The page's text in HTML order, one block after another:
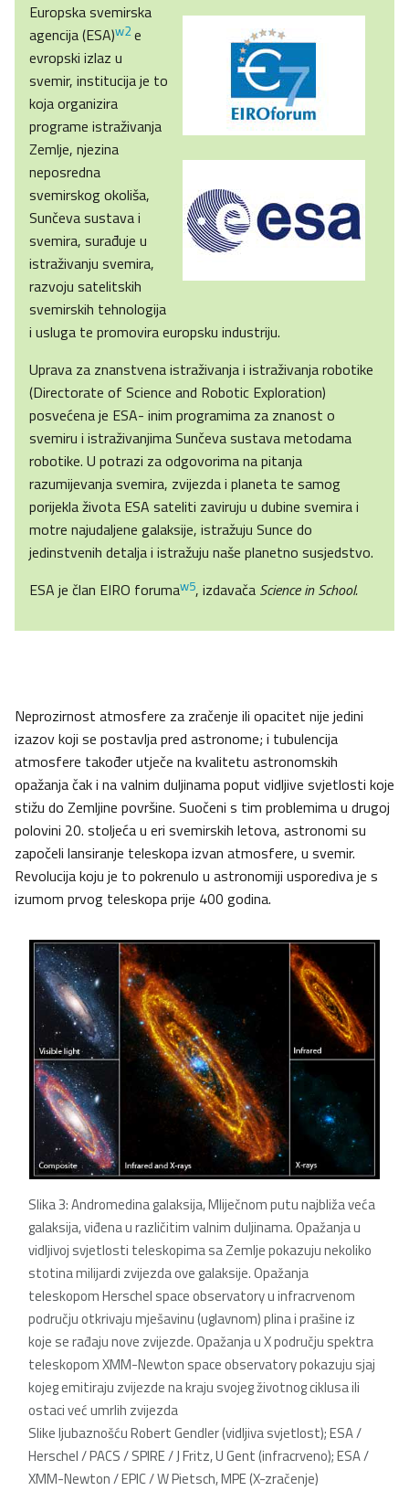
Europska svemirska
agencija (ESA)w2e
evropski izlaz u
svemir, institucija je to
koja organizira
programe istraživanja
Zemlje, njezina
neposredna
svemirskog okoliša,
Sunčeva sustava i
svemira, surađuje u
istraživanju svemira,
razvoju satelitskih
svemirskih tehnologija
i usluga te promovira europsku industriju.
Uprava za znanstvena istraživanja i istraživanja robotike
(Directorate of Science and Robotic Exploration)
posvećena je ESA- inim programima za znanost o
svemiru i istraživanjima Sunčeva sustava metodama
robotike. U potrazi za odgovorima na pitanja
razumijevanja svemira, zvijezda i planeta te samog
porijekla života ESA sateliti zaviruju u dubine svemira i
motre najudaljene galaksije, istražuju Sunce do
jedinstvenih detalja i istražuju naše planetno susjedstvo.
ESA je član EIRO forumaw5, izdavača Science in School.
Neprozirnost atmosfere za zračenje ili opacitet nije jedini
izazov koji se postavlja pred astronome; i tubulencija
atmosfere također utječe na kvalitetu astronomskih
opažanja čak i na valnim duljinama poput vidljive svjetlosti koje
stižu do Zemljine površine. Suočeni s tim problemima u drugoj
polovini 20. stoljeća u eri svemirskih letova, astronomi su
započeli lansiranje teleskopa izvan atmosfere, u svemir.
Revolucija koju je to pokrenulo u astronomiji usporediva je s
izumom prvog teleskopa prije 400 godina.
Slika 3: Andromedina galaksija, Mliječnom putu najbliža veća
galaksija, viđena u različitim valnim duljinama. Opažanja u
vidljivoj svjetlosti teleskopima sa Zemlje pokazuju nekoliko
stotina milijardi zvijezda ove galaksije. Opažanja
teleskopom Herschel space observatory u infracrvenom
području otkrivaju mješavinu (uglavnom) plina i prašine iz
koje se rađaju nove zvijezde. Opažanja u X području spektra
teleskopom XMM-Newton space observatory pokazuju sjaj
kojeg emitiraju zvijezde na kraju svojeg životnog ciklusa ili
ostaci već umrlih zvijezda
Slike ljubaznošću Robert Gendler (vidljiva svjetlost); ESA /
Herschel / PACS / SPIRE / J Fritz, U Gent (infracrveno); ESA /
XMM-Newton / EPIC / W Pietsch, MPE (X-zračenje)